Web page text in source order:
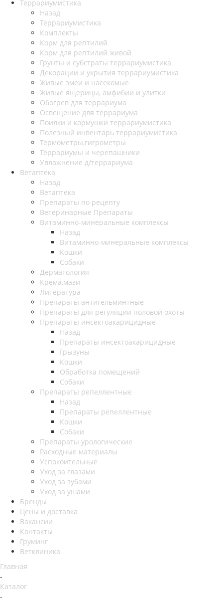
Террариумистика
Назад
Террариумистика
Комплекты
Корм для рептилий
Корм для рептилий живой
Грунты и субстраты террариумистика
Декорации и укрытия террариумистика
Живые змеи и насекомые
Живые ящерицы, амфибии и улитки
Обогрев для террариума
Освещение для террариума
Поилки и кормушки террариумистика
Полезный инвентарь террариумистика
Термометры,гигрометры
Террариумы и черепашники
Увлажнение д/террариума
Ветаптека
Назад
Ветаптека
Препараты по рецепту
Ветеринарные Препараты
Витаминно-минеральные комплексы
Назад
Витаминно-минеральные комплексы
Кошки
Собаки
Дерматология
Крема,мази
Литература
Препараты антигельминтные
Препараты для регуляции половой охоты
Препараты инсектоакарицидные
Назад
Препараты инсектоакарицидные
Грызуны
Кошки
Обработка помещений
Собаки
Препараты репеллентные
Назад
Препараты репеллентные
Кошки
Собаки
Препараты урологические
Расходные материалы
Успокоительные
Уход за глазами
Уход за зубами
Уход за ушами
Бренды
Цены и доставка
Вакансии
Контакты
Груминг
Ветклиника
Главная
-
Каталог
-